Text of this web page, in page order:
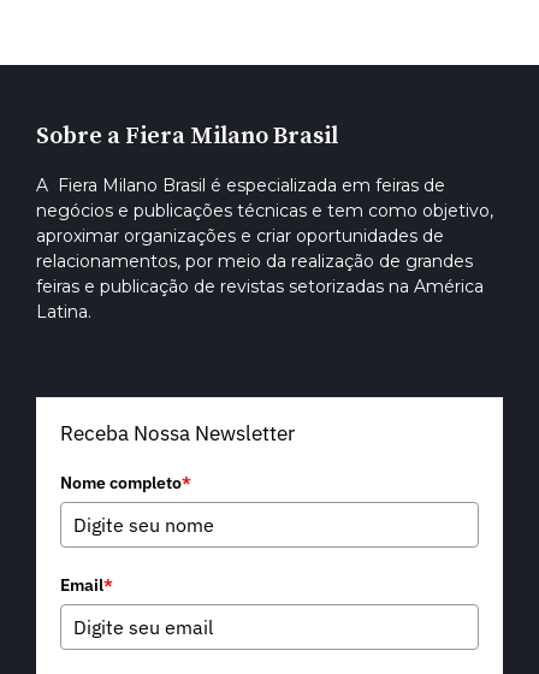
Sobre a Fiera Milano Brasil
A Fiera Milano Brasil é especializada em feiras de
negócios e publicações técnicas e tem como objetivo,
aproximar organizações e criar oportunidades de
relacionamentos, por meio da realização de grandes
feiras e publicação de revistas setorizadas na América
Latina.
Receba Nossa Newsletter
Nome completo*
Email*